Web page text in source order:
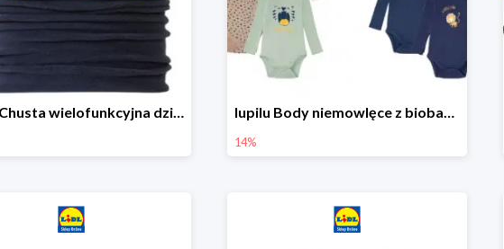
lupilu Chusta wielofunkcyjna dziecięca lupilu Body niemowlęce z biobawełny
14%